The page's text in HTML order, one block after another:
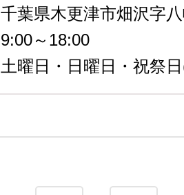
千葉県木更津市畑沢字
9:00～18:00
土曜日・日曜日・祝祭日